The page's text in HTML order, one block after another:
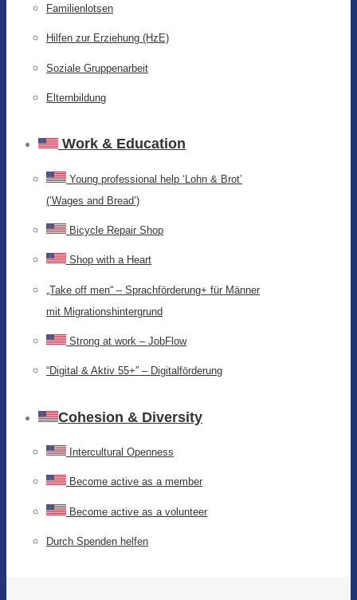
Familienlotsen
Hilfen zur Erziehung (HzE)
Soziale Gruppenarbeit
Elternbildung
Work & Education
Young professional help ‘Lohn & Brot’
(‘Wages and Bread’)
Bicycle Repair Shop
Shop with a Heart
„Take off men“ – Sprachförderung+ für Männer
mit Migrationshintergrund
Strong at work – JobFlow
“Digital & Aktiv 55+” – Digitalförderung
Cohesion & Diversity
Intercultural Openness
Become active as a member
Become active as a volunteer
Durch Spenden helfen